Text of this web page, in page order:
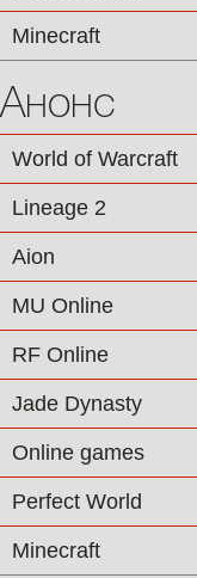
Minecraft
Анонс
World of Warcraft
Lineage 2
Aion
MU Online
RF Online
Jade Dynasty
Online games
Perfect World
Minecraft